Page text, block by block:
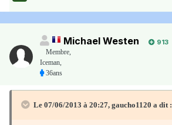
Michael Westen
913
Membre,
Iceman,
36ans
Le 07/06/2013 à 20:27, gaucho1120 a dit :